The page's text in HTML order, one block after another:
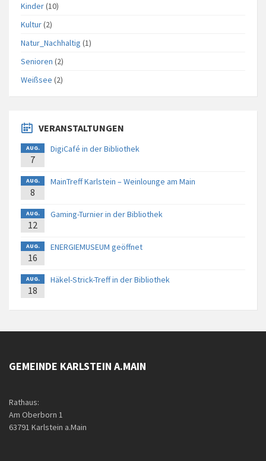
Kinder(10)
Kultur(2)
Natur_Nachhaltig (1)
Senioren (2)
Weißsee (2)
VERANSTALTUNGEN
AUG.
7
DigiCafé in der Bibliothek
AUG.
8
MainTreff Karlstein – Weinlounge am Main
AUG.
12
Gaming-Turnier in der Bibliothek
AUG.
16
ENERGIEMUSEUM geöffnet
AUG.
18
Häkel-Strick-Treff in der Bibliothek
GEMEINDE KARLSTEIN A.MAIN
Rathaus:
Am Oberborn 1
63791 Karlstein a.Main